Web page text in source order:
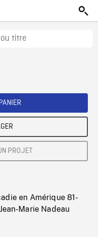
PROJET
en Amérique 81-
Marie Nadeau